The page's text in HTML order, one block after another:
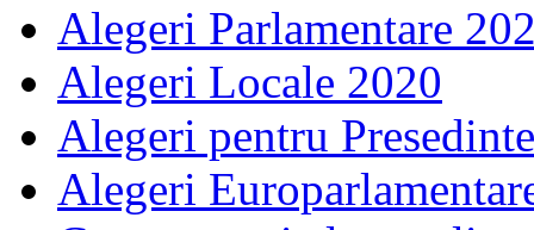
Alegeri Parlamentare
Alegeri Locale 2020
Alegeri pentru
Alegeri